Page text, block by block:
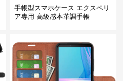
手帳型スマホケース エクスペリ
ア専用 高級感本革調手帳